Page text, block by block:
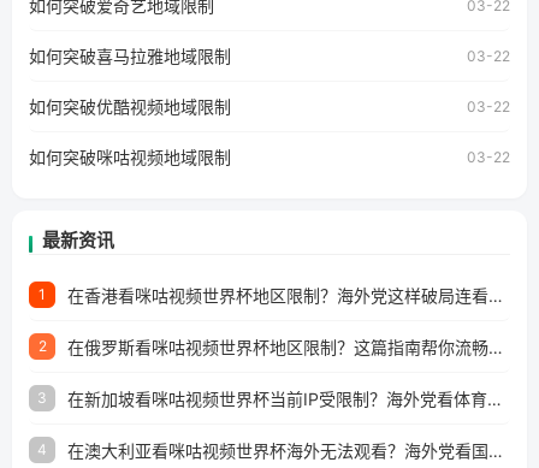
地区及版权限制问题，且仅能在中国大陆地区播放。 遇到这
户收听网易云音乐地区版权限制」的问题，无论人在香港、
工作、留学、定居等，都可以使用，不再因地区和版权限制
所困扰。
如何突破爱奇艺地域限制 03-22
如何突破喜马拉雅地域限制 03-22
如何突破优酷视频地域限制 03-22
如何突破咪咕视频地域限制 03-22
最新资讯
1 在香港看咪咕视频世界杯地区限制？海外党这样破局连看7天不卡顿！
2 在俄罗斯看咪咕视频世界杯地区限制？这篇指南帮你流畅看中文解说赛事
3 在新加坡看咪咕视频世界杯当前IP受限制？海外党看体育赛事的终极破局指南
4 在澳大利亚看咪咕视频世界杯海外无法观看？海外党看国内体育直播的终极解法